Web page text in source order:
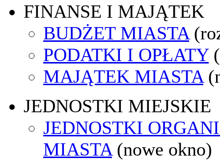
FINANSE I MAJĄTEK
BUDŻET MIASTA
PODATKI I OPŁATY
MAJĄTEK MIASTA
JEDNOSTKI MIEJSKIE
JEDNOSTKI
MIASTA (nowe okno)